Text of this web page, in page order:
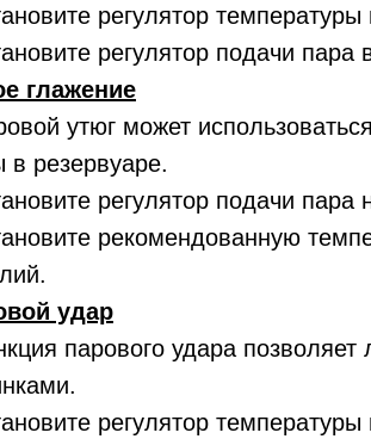
регулятор
регулятор подачи
глажение
утюг может
в резервуаре.
регулятор подачи
рекомендованную
удар
парового удара
регулятор